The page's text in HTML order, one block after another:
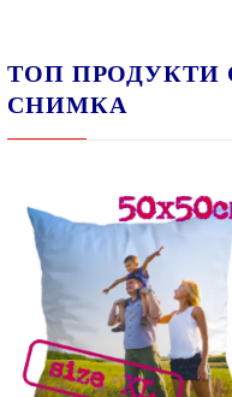
ТОП ПРОДУКТИ
СНИМКА